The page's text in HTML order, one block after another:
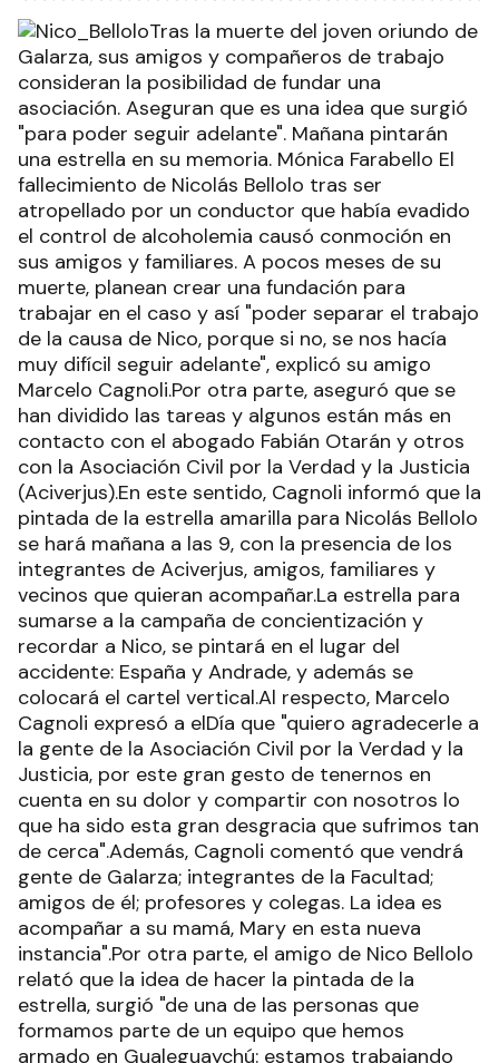
Tras la muerte del joven oriundo de
Galarza, sus amigos y compañeros de trabajo
consideran la posibilidad de fundar una
asociación. Aseguran que es una idea que surgió
"para poder seguir adelante". Mañana pintarán
una estrella en su memoria. Mónica Farabello El
fallecimiento de Nicolás Bellolo tras ser
atropellado por un conductor que había evadido
el control de alcoholemia causó conmoción en
sus amigos y familiares. A pocos meses de su
muerte, planean crear una fundación para
trabajar en el caso y así "poder separar el trabajo
de la causa de Nico, porque si no, se nos hacía
muy difícil seguir adelante", explicó su amigo
Marcelo Cagnoli.Por otra parte, aseguró que se
han dividido las tareas y algunos están más en
contacto con el abogado Fabián Otarán y otros
con la Asociación Civil por la Verdad y la Justicia
(Aciverjus).En este sentido, Cagnoli informó que la
pintada de la estrella amarilla para Nicolás Bellolo
se hará mañana a las 9, con la presencia de los
integrantes de Aciverjus, amigos, familiares y
vecinos que quieran acompañar.La estrella para
sumarse a la campaña de concientización y
recordar a Nico, se pintará en el lugar del
accidente: España y Andrade, y además se
colocará el cartel vertical.Al respecto, Marcelo
Cagnoli expresó a elDía que "quiero agradecerle a
la gente de la Asociación Civil por la Verdad y la
Justicia, por este gran gesto de tenernos en
cuenta en su dolor y compartir con nosotros lo
que ha sido esta gran desgracia que sufrimos tan
de cerca".Además, Cagnoli comentó que vendrá
gente de Galarza; integrantes de la Facultad;
amigos de él; profesores y colegas. La idea es
acompañar a su mamá, Mary en esta nueva
instancia".Por otra parte, el amigo de Nico Bellolo
relató que la idea de hacer la pintada de la
estrella, surgió "de una de las personas que
formamos parte de un equipo que hemos
armado en Gualeguaychú: estamos trabajando